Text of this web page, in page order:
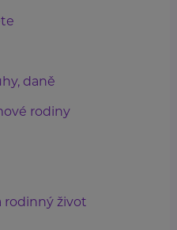
daně
rodiny
rodinný život